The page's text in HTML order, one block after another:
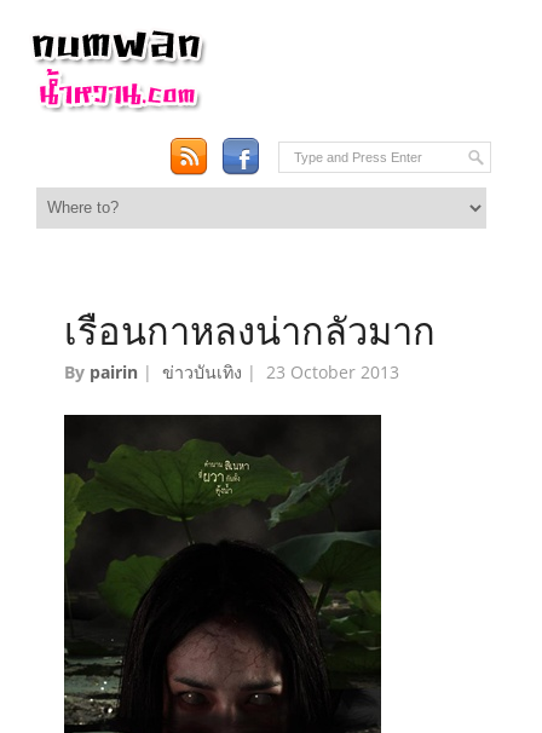
เรือนกาหลงน่ากลัวมาก
By pairin |ข่าวบันเทิง |23 October 2013